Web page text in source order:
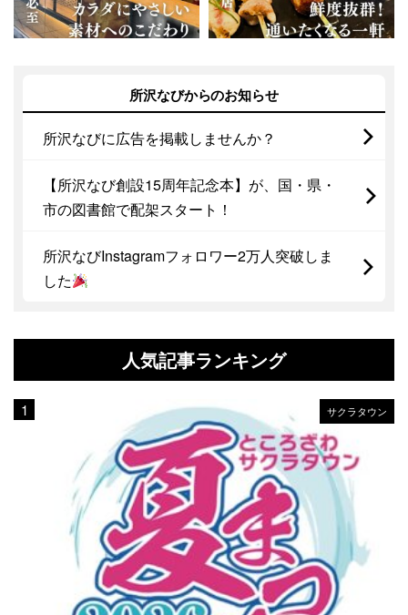
所沢なびからのお知らせ
所沢なびに広告を掲載しませんか？
【所沢なび創設15周年記念本】が、国・県・
市の図書館で配架スタート！
所沢なびInstagramフォロワー2万人突破しま
した
人気記事ランキング
サクラタウン